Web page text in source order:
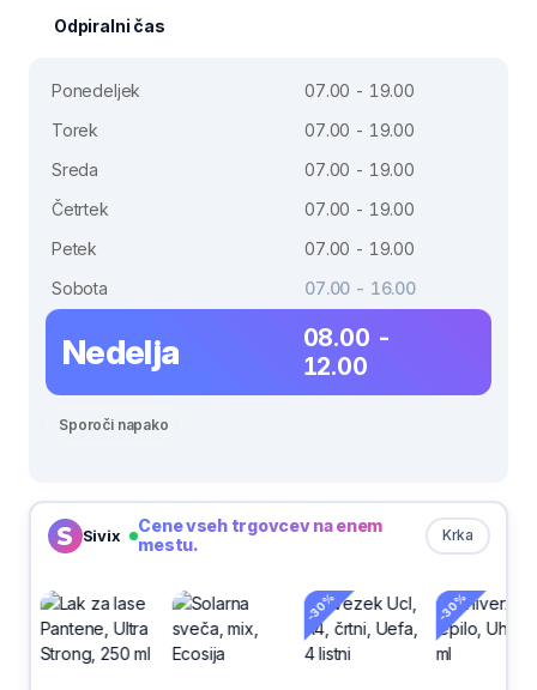
Odpiralni čas
Ponedeljek
07.00 - 19.00
Torek
07.00 - 19.00
Sreda
07.00 - 19.00
Četrtek
07.00 - 19.00
Petek
07.00 - 19.00
Sobota
07.00 - 16.00
Nedelja
08.00 -
12.00
Sporoči napako
Sivix Krka
Cene vseh trgovcev na enem
mestu.
-30%